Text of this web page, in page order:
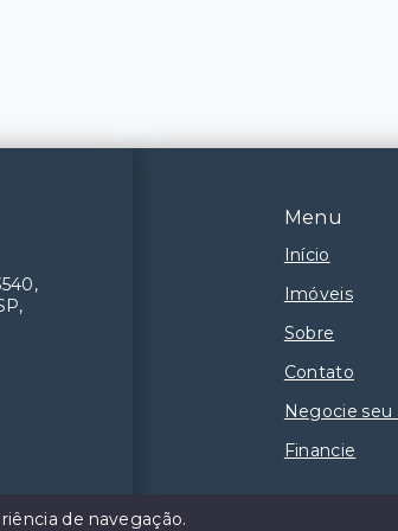
Menu
Início
Imóveis
Sobre
Contato
Negocie
Financie
de navegação.